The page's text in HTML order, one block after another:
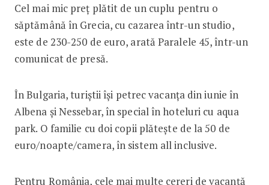
Cel mai mic preț plătit de un cuplu pentru o
săptămână în Grecia, cu cazarea într-un studio,
este de 230-250 de euro, arată Paralele 45, într-un
comunicat de presă.
În Bulgaria, turiștii își petrec vacanța din iunie în
Albena și Nessebar, în special în hoteluri cu aqua
park. O familie cu doi copii plătește de la 50 de
euro/noapte/camera, în sistem all inclusive.
Pentru România, cele mai multe cereri de vacanță